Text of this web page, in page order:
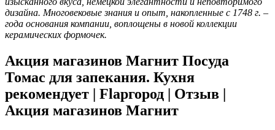
дизайна. Многовековые знания и опыт, накопленные с 1748 г. –
года основания компании, воплощены в новой коллекции
керамических формочек.
Акция магазинов Магнит Посуда
Томас для запекания. Кухня
рекомендует | Flapгород | Отзыв |
Акция магазинов Магнит